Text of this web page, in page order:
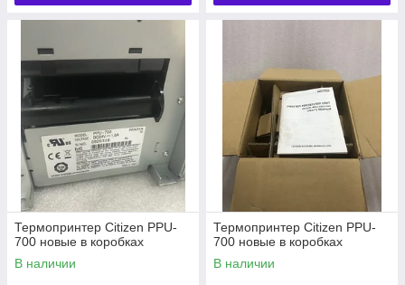
Термопринтер Citizen PPU-
700 новые в коробках
В наличии
Термопринтер Citizen PPU-
700 новые в коробках
В наличии